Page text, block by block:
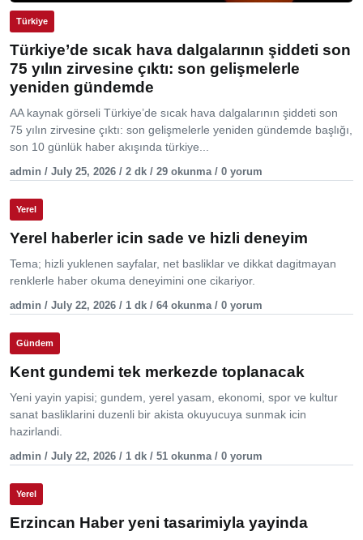
Türkiye
Türkiye’de sıcak hava dalgalarının şiddeti son
75 yılın zirvesine çıktı: son gelişmelerle
yeniden gündemde
AA kaynak görseli Türkiye’de sıcak hava dalgalarının şiddeti son
75 yılın zirvesine çıktı: son gelişmelerle yeniden gündemde başlığı,
son 10 günlük haber akışında türkiye...
admin / July 25, 2026 / 2 dk / 29 okunma / 0 yorum
Yerel
Yerel haberler icin sade ve hizli deneyim
Tema; hizli yuklenen sayfalar, net basliklar ve dikkat dagitmayan
renklerle haber okuma deneyimini one cikariyor.
admin / July 22, 2026 / 1 dk / 64 okunma / 0 yorum
Gündem
Kent gundemi tek merkezde toplanacak
Yeni yayin yapisi; gundem, yerel yasam, ekonomi, spor ve kultur
sanat basliklarini duzenli bir akista okuyucuya sunmak icin
hazirlandi.
admin / July 22, 2026 / 1 dk / 51 okunma / 0 yorum
Yerel
Erzincan Haber yeni tasarimiyla yayinda